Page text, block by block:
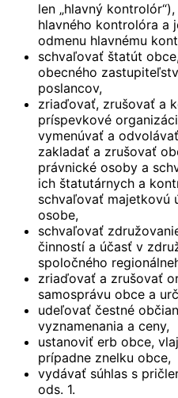
len „hlavný
hlavného kontrolóra a
odmenu hlavnému
schvaľovať štatút
obecného
poslancov,
zriaďovať, zrušovať a
príspevkové
vymenúvať a
zakladať a zrušovať
právnické osoby a
ich štatutárnych a
schvaľovať majetkovú
osobe,
schvaľovať
činností a účasť v
spoločného
zriaďovať a zrušovať
samosprávu obce a
udeľovať čestné
vyznamenania a ceny,
ustanoviť erb obce,
prípadne znelku obce,
vydávať súhlas s
ods. 1.